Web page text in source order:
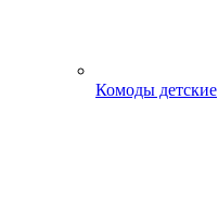
Комоды детские